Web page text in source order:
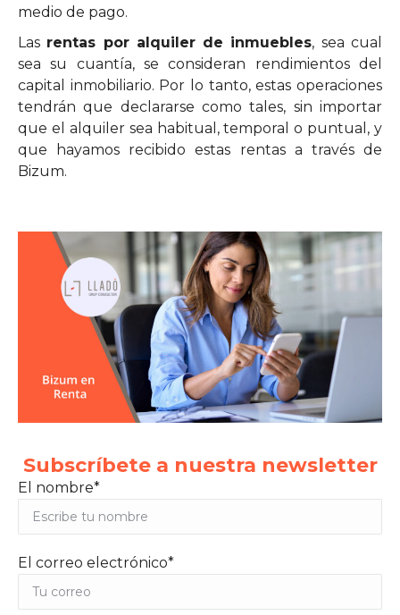
medio de pago.
Las rentas por alquiler de inmuebles, sea cual
sea su cuantía, se consideran rendimientos del
capital inmobiliario. Por lo tanto, estas operaciones
tendrán que declararse como tales, sin importar
que el alquiler sea habitual, temporal o puntual, y
que hayamos recibido estas rentas a través de
Bizum.
Subscríbete a nuestra newsletter
El nombre*
El correo electrónico*